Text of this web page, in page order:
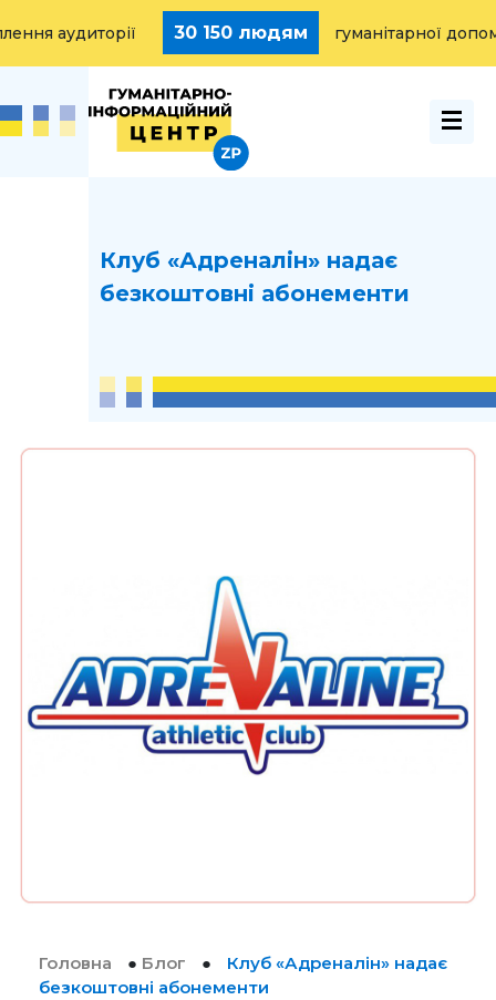
аудиторії 30 150 людям гуманітарної
Клуб «Адреналін» надає
безкоштовні абонементи
Головна ● Блог ●
Клуб «Адреналін» надає
безкоштовні абонементи